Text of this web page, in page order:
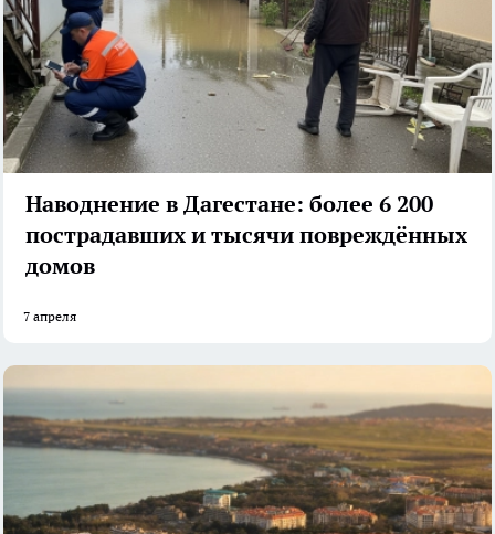
Наводнение в Дагестане: более 6 200
пострадавших и тысячи повреждённых
домов
7 апреля